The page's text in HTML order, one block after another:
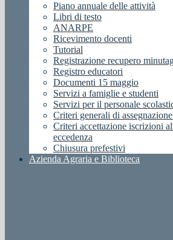
Piano annuale delle attività
Libri di testo
ANARPE
Ricevimento docenti
Tutorial
Registrazione recupero
Registro educatori
Documenti 15 maggio
Servizi a famiglie e studenti
Servizi per il personale
Criteri generali di
Criteri accettazione iscrizioni
eccedenza
Chiusura prefestivi
Azienda Agraria e Biblioteca